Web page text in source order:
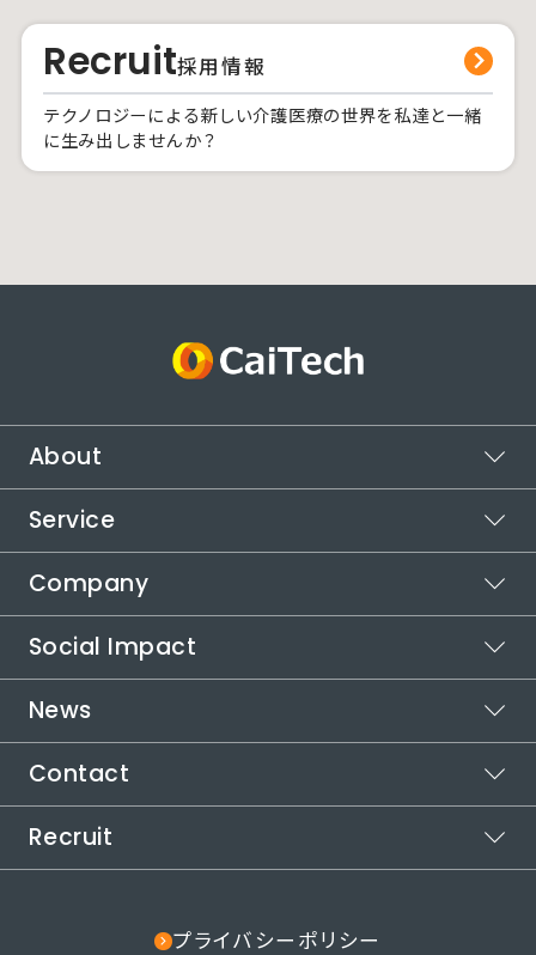
Recruit採用情報
テクノロジーによる新しい介護医療の世界を私達と一緒
に生み出しませんか？
About
ビジョン
ミッション
バリュー
Service
スポットワーク
カイテク
シフト管理
カイテクシフト
運営メディア
Company
企業情報
本社所在地
受賞歴
自治体連携
代表メッセージ
Social Impact
代表メッセージ
取り組む社会課題
インパクトロジック
社会課題の解決方法
News
お知らせ
Contact
ご利用についてお困りの方
カイテクで働きたい方
Recruit
プライバシーポリシー